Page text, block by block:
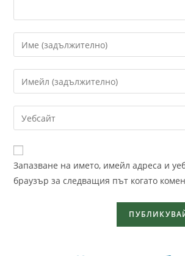
Запазване на името, имейл адреса и
браузър за следващия път когато